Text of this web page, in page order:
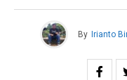
By Irianto